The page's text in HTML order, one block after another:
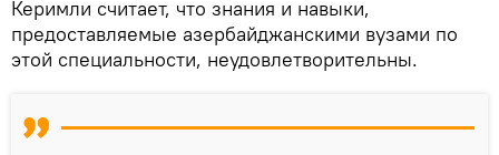
Керимли считает, что знания и навыки,
предоставляемые азербайджанскими вузами по
этой специальности, неудовлетворительны.